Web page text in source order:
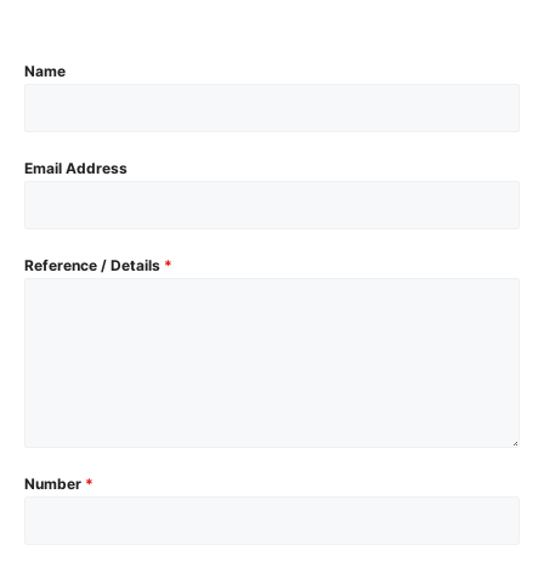
Name
Email Address
Reference / Details *
Number *